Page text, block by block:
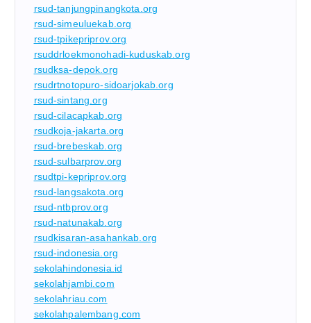
rsud-tanjungpinangkota.org
rsud-simeuluekab.org
rsud-tpikepriprov.org
rsuddrloekmonohadi-kuduskab.org
rsudksa-depok.org
rsudrtnotopuro-sidoarjokab.org
rsud-sintang.org
rsud-cilacapkab.org
rsudkoja-jakarta.org
rsud-brebeskab.org
rsud-sulbarprov.org
rsudtpi-kepriprov.org
rsud-langsakota.org
rsud-ntbprov.org
rsud-natunakab.org
rsudkisaran-asahankab.org
rsud-indonesia.org
sekolahindonesia.id
sekolahjambi.com
sekolahriau.com
sekolahpalembang.com